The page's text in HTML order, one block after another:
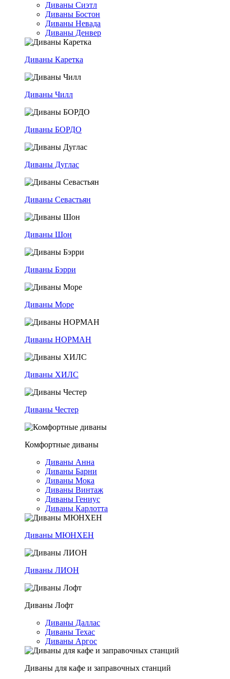
Диваны Сиэтл
Диваны Бостон
Диваны Невада
Диваны Денвер
Диваны Каретка
Диваны Чилл
Диваны БОРДО
Диваны Дуглас
Диваны Севастьян
Диваны Шон
Диваны Бэрри
Диваны Море
Диваны НОРМАН
Диваны ХИЛС
Диваны Честер
Комфортные диваны
Диваны Анна
Диваны Барни
Диваны Мока
Диваны Винтаж
Диваны Гениус
Диваны Карлотта
Диваны МЮНХЕН
Диваны ЛИОН
Диваны Лофт
Диваны Даллас
Диваны Техас
Диваны Аргос
Диваны для кафе и заправочных станций